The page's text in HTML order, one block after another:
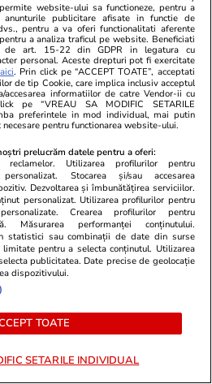
lângă
scos la
este
alt proiect
Fanatik.ro
Taxe pe
oprește
premiul
Cupei
13:34
Mîndruță cererile de
website-ului sa functioneze, pentru a
anunturile publicitare afisate in functie de
pentru a va oferi functionalitati aferente
a analiza traficul pe website. Beneficiati
de art. 15-22 din GDPR in legatura cu
personal. Aceste drepturi pot fi exercitate
aici. Prin click pe “ACCEPT TOATE”, acceptati
de tip Cookie, care implica inclusiv acceptul
informatiilor de catre Vendor-ii cu
pe “VREAU SA MODIFIC SETARILE
preferintele in mod individual, mai putin
pentru functionarea website-ului.
prelucrăm datele pentru a oferi:
reclamelor. Utilizarea profilurilor pentru
Stocarea și/sau accesarea
Dezvoltarea și îmbunătățirea serviciilor.
personalizat. Utilizarea profilurilor pentru
Crearea profilurilor pentru
Măsurarea performanței conținutului.
statistici sau combinații de date din surse
pentru a selecta conținutul. Utilizarea
publicitatea. Date precise de geolocație
dispozitivului.
TOATE
SETARILE INDIVIDUAL